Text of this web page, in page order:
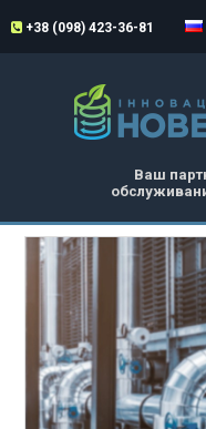
Ваш
+38 (098) 423-36-81